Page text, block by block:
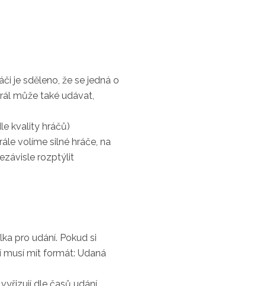
je sděleno, že se jedná o
může také udávat,
kvality hráčů)
volíme silné hráče, na
rozptýlit
pro udání. Pokud si
musí mít formát: Udaná
dle časů udání